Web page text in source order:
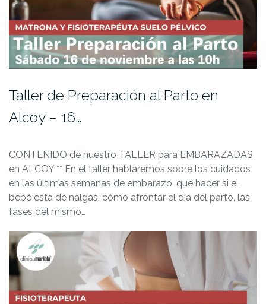
Taller de Preparación al Parto en
Alcoy – 16…
CONTENIDO de nuestro TALLER para EMBARAZADAS
en ALCOY ** En el taller hablaremos sobre los cuidados
en las últimas semanas de embarazo, qué hacer si el
bebé está de nalgas, cómo afrontar el día del parto, las
fases del mismo…